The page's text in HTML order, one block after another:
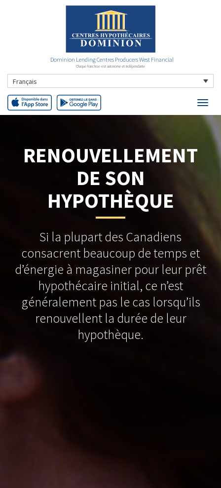
Dominion Lending Centres Producers West Financial
Chaque franchise est autonome et indépendante
Français
RENOUVELLEMENT
DE SON
HYPOTHÈQUE
Si la plupart des Canadiens
consacrent beaucoup de temps et
d’énergie à magasiner pour leur prêt
hypothécaire initial, ce n’est
généralement pas le cas lorsqu’ils
renouvellent la durée de leur
hypothèque.